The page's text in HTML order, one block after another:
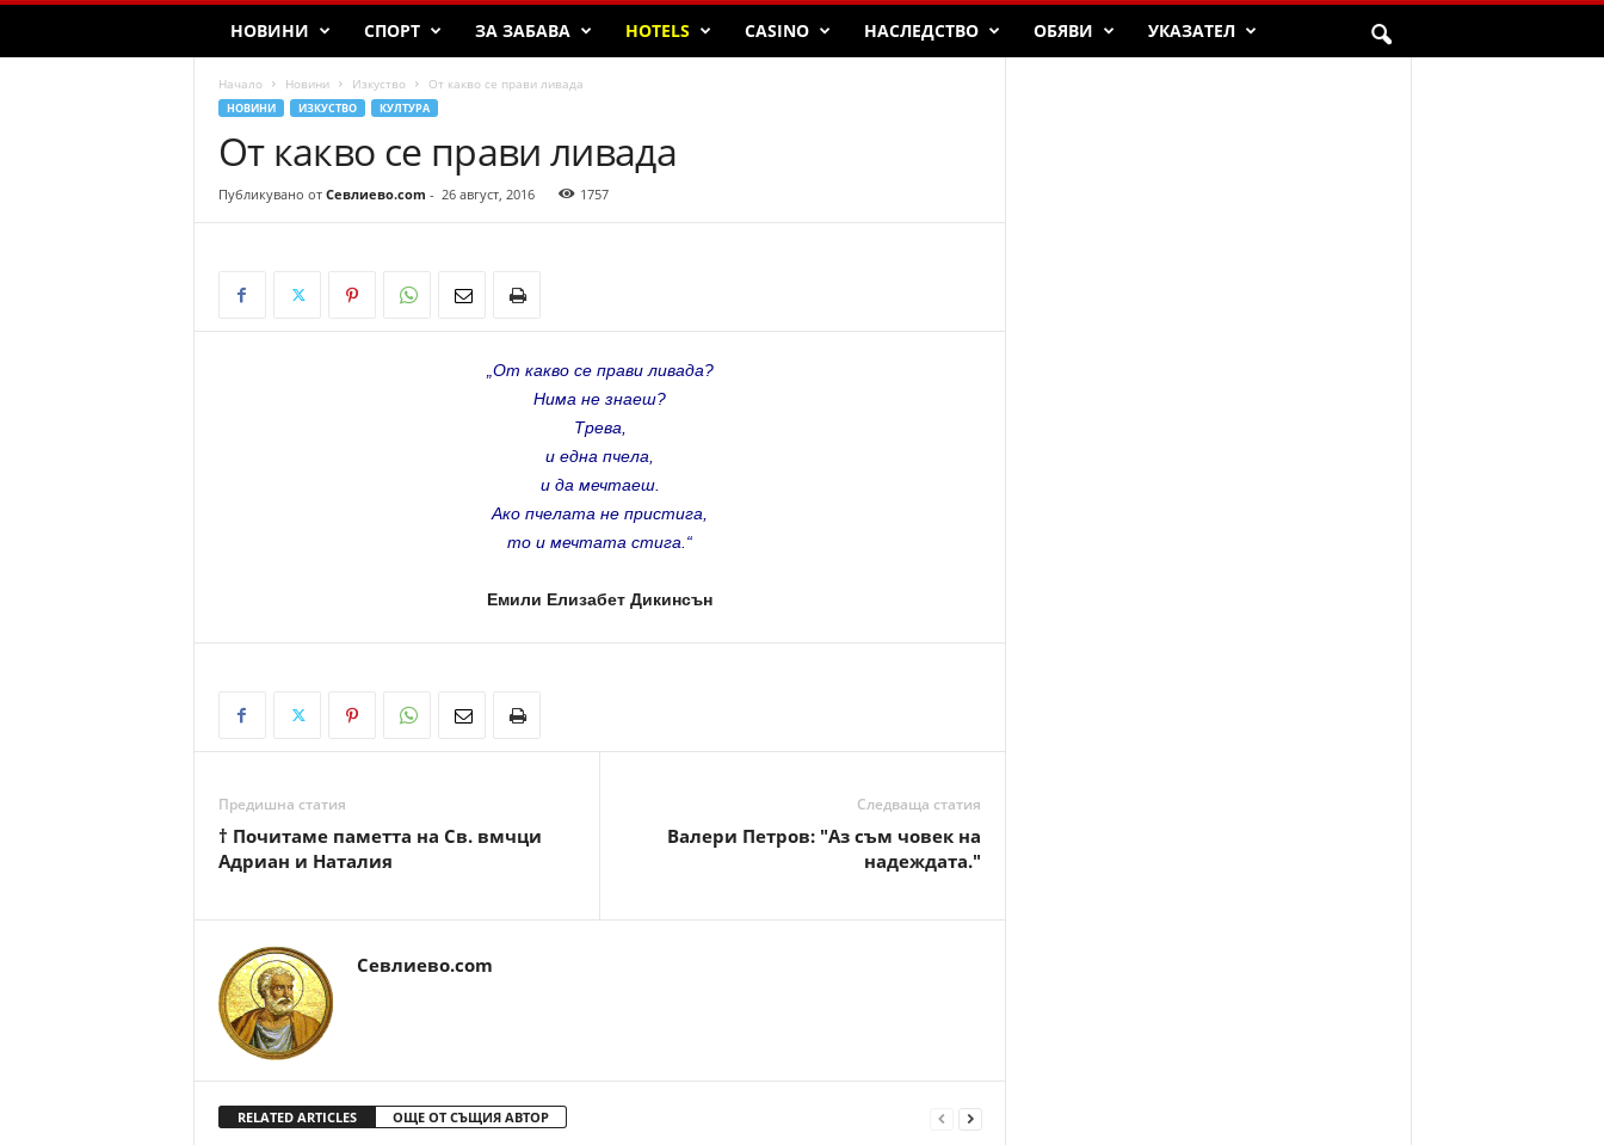
НОВИНИ СПОРТ ЗА ЗАБАВА HOTELS CASINO НАСЛЕДСТВО ОБЯВИ УКАЗАТЕЛ
Начало Новини Изкуство От какво се прави ливада
НОВИНИ ИЗКУСТВО КУЛТУРА
От какво се прави ливада
Публикувано от Севлиево.com - 26 август, 2016 1757
„От какво се прави ливада?
Нима не знаеш?
Трева,
и една пчела,
и да мечтаеш.
Ако пчелата не пристига,
то и мечтата стига.“
Емили Елизабет Дикинсън
Предишна статия
† Почитаме паметта на Св. вмчци
Адриан и Наталия
Следваща статия
Валери Петров: "Аз съм човек на
надеждата."
Севлиево.com
RELATED ARTICLES ОЩЕ ОТ СЪЩИЯ АВТОР